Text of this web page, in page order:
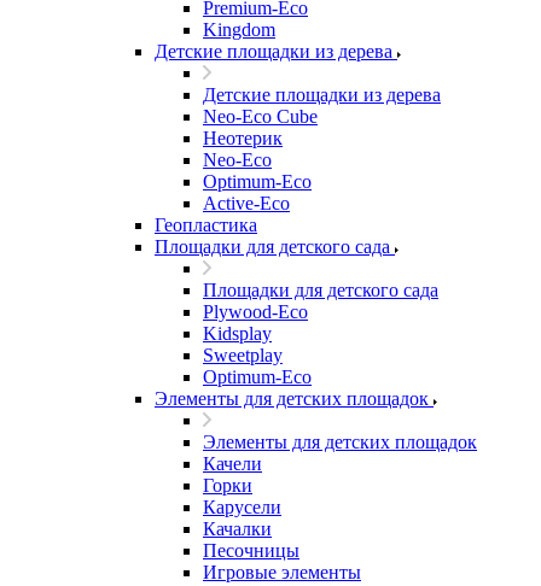
Premium-Eco
Kingdom
Детские площадки из дерева
Детские площадки из дерева
Neo-Eco Cube
Неотерик
Neo-Eco
Оptimum-Еco
Active-Eco
Геопластика
Площадки для детского сада
Площадки для детского сада
Plywood-Eco
Kidsplay
Sweetplay
Оptimum-Еco
Элементы для детских площадок
Элементы для детских площадок
Качели
Горки
Карусели
Качалки
Песочницы
Игровые элементы